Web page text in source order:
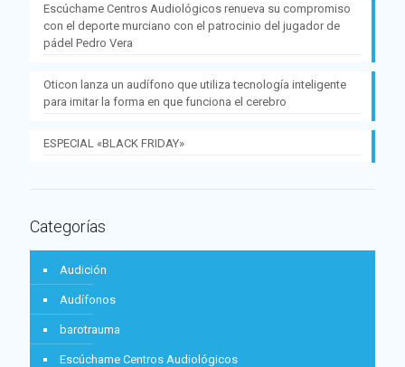
Escúchame Centros Audiológicos renueva su compromiso
con el deporte murciano con el patrocinio del jugador de
pádel Pedro Vera
Oticon lanza un audífono que utiliza tecnología inteligente
para imitar la forma en que funciona el cerebro
ESPECIAL «BLACK FRIDAY»
Categorías
Audición
Audífonos
barotrauma
Escúchame Centros Audiológicos